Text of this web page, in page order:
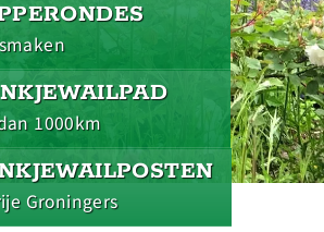
1000km
Groningers